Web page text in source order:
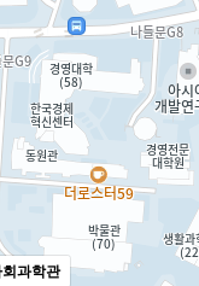
과학관